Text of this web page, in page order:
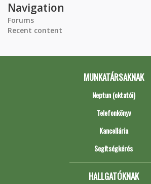
Navigation
Forums
Recent content
MUNKATÁRSAKNAK
Neptun (oktatói)
Telefonkönyv
Kancellária
Segítségkérés
HALLGATÓKNAK